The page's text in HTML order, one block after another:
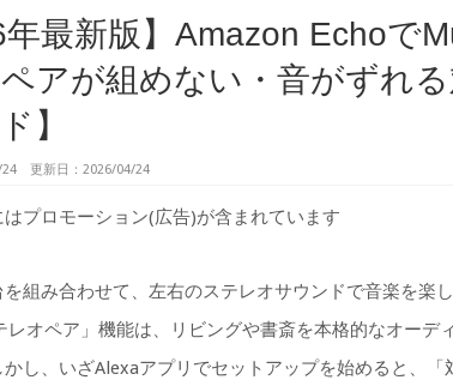
年最新版】Amazon Echoで
アが組めない・音がずれ
】
24 更新日：2026/04/24
プロモーション(広告)が含まれています
を組み合わせて、左右のステレオサウンドで音楽を
レオペア」機能は、リビングや書斎を本格的なオーデ
し、いざAlexaアプリでセットアップを始めると、「